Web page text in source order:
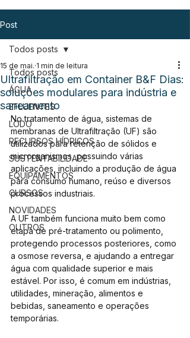
Post
Todos posts
ÁGUA
EFLUENTES
LODO
RECURSOS HÍDRICOS
SUSTENTABILIDADE
EQUIPAMENTOS
CURSOS
NOVIDADES
OUTROS
Todos posts
Ultrafiltração em Container B&F Dias:
soluções modulares para indústria e
saneamento
15 de mai. 1 min de leitura
No tratamento de água, sistemas de
membranas de Ultrafiltração (UF) são
utilizados para retenção de sólidos e
microrganismos, possuindo várias
aplicações, incluindo a produção de água
para consumo humano, reúso e diversos
processos industriais.
A UF também funciona muito bem como
etapa de pré-tratamento ou polimento,
protegendo processos posteriores, como
a osmose reversa, e ajudando a entregar
água com qualidade superior e mais
estável. Por isso, é comum em indústrias,
utilidades, mineração, alimentos e
bebidas, saneamento e operações
temporárias.